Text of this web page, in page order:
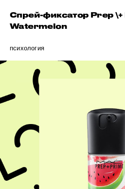
Спрей-фиксатор Prep \+
Watermelon
психология